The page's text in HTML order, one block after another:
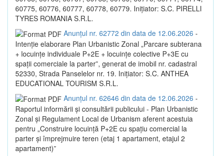
60775, 60776, 60777, 60778, 60779. Inițiator: S.C. PIRELLI
TYRES ROMANIA S.R.L.
Anunțul nr. 62772 din data de 12.06.2026 -
Intenție elaborare Plan Urbanistic Zonal „Parcare subterana
+ locuințe individuale P+2E + locuințe colective P+3E cu
spații comerciale la parter”, generat de imobil nr. cadastral
52330, Strada Panselelor nr. 19. Inițiator: S.C. ANTHEA
EDUCATIONAL TOURISM S.R.L.
Anunțul nr. 62646 din data de 12.06.2026 -
Raportul informării și consultării publicului - Plan Urbanistic
Zonal și Regulament Local de Urbanism aferent acestuia
pentru „Construire locuință P+2E cu spațiu comercial la
parter și împrejmuire teren (etaj 1 apartament, etajul 2
apartament)”